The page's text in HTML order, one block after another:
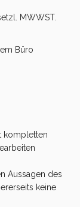
MWWST.
Büro
kompletten
Aussagen des
keine